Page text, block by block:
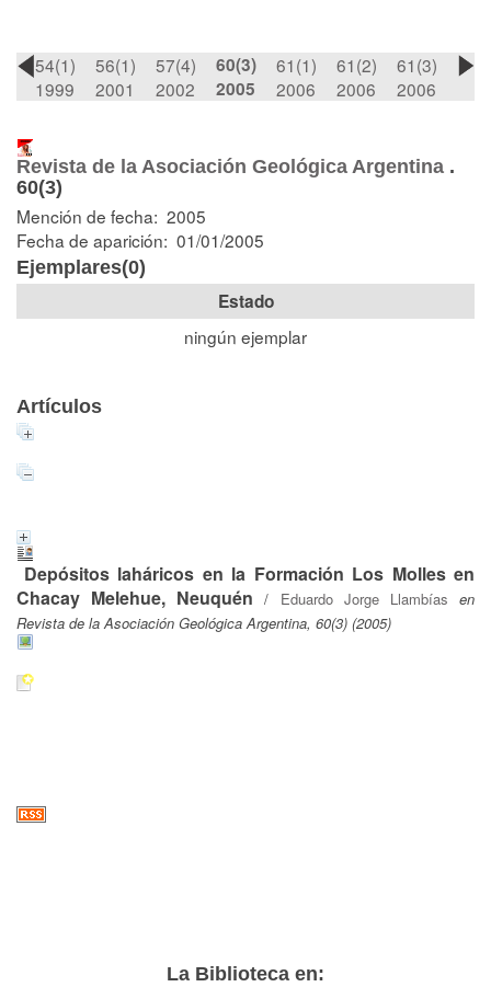
54(1)
1999
56(1)
2001
57(4)
2002
60(3)
2005
61(1)
2006
61(2)
2006
61(3)
2006
Revista de la Asociación Geológica Argentina .
60(3)
Mención de fecha: 2005
Fecha de aparición: 01/01/2005
Ejemplares(0)
Estado
ningún ejemplar
Artículos
Depósitos laháricos en la Formación Los Molles en
Chacay Melehue, Neuquén / Eduardo Jorge Llambías en
Revista de la Asociación Geológica Argentina, 60(3) (2005)
La Biblioteca en: